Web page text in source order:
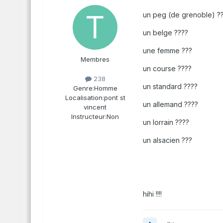
Membres
238
Genre:Homme
Localisation:pont st
vincent
Instructeur:Non
un peg (de grenoble)
un belge ????
une femme ???
un course ????
un standard ????
un allemand ????
un lorrain ????
un alsacien ???
hihi !!!!